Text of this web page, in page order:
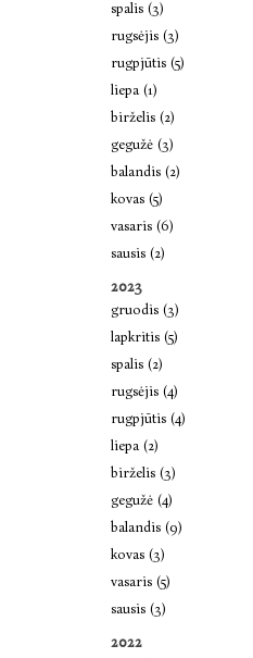
spalis (3)
rugsėjis (3)
rugpjūtis (5)
liepa (1)
birželis (2)
gegužė (3)
balandis (2)
kovas (5)
vasaris (6)
sausis (2)
2023
gruodis (3)
lapkritis (5)
spalis (2)
rugsėjis (4)
rugpjūtis (4)
liepa (2)
birželis (3)
gegužė (4)
balandis (9)
kovas (3)
vasaris (5)
sausis (3)
2022